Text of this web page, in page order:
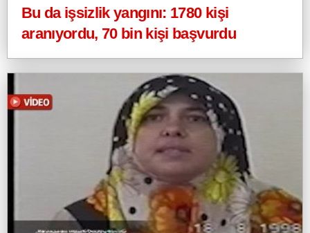
Bu da işsizlik yangını: 1780 kişi
aranıyordu, 70 bin kişi başvurdu